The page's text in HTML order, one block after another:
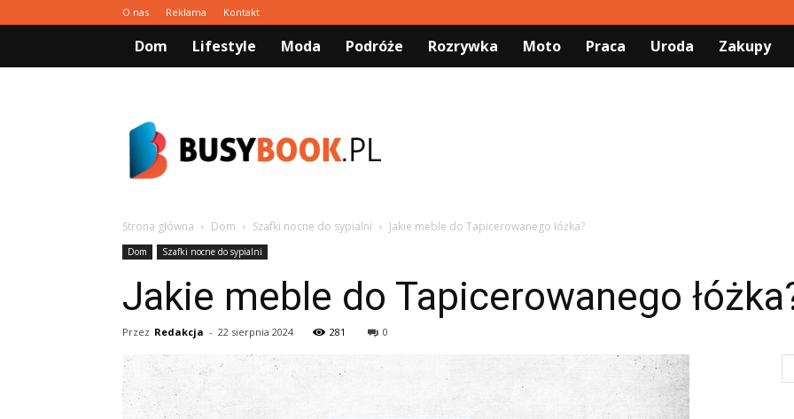
O nas Reklama Kontakt
Dom Lifestyle Moda Podróże Rozrywka Moto Praca Uroda Zakupy
Strona główna Dom Szafki nocne do sypialni Jakie meble do Tapicerowanego łóżka?
Dom Szafki nocne do sypialni
Jakie meble do Tapicerowanego
Przez Redakcja - 22 sierpnia 2024 281 0